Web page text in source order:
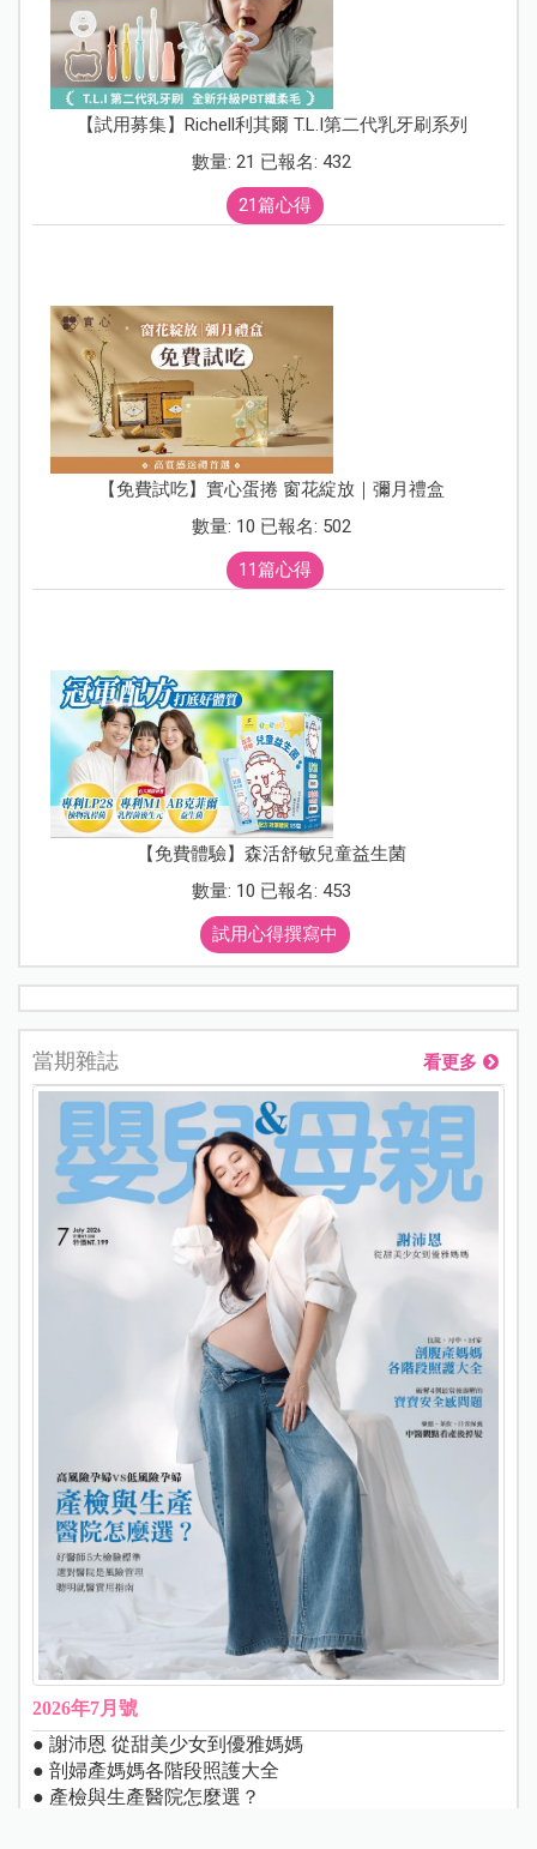
【試用募集】Richell利其爾 T.L.I第二代乳牙刷系列
數量: 21 已報名: 432
21篇心得
【免費試吃】實心蛋捲 窗花綻放｜彌月禮盒
數量: 10 已報名: 502
11篇心得
【免費體驗】森活舒敏兒童益生菌
數量: 10 已報名: 453
試用心得撰寫中
當期雜誌 看更多
2026年7月號
● 謝沛恩 從甜美少女到優雅媽媽
● 剖婦產媽媽各階段照護大全
● 產檢與生產醫院怎麼選？